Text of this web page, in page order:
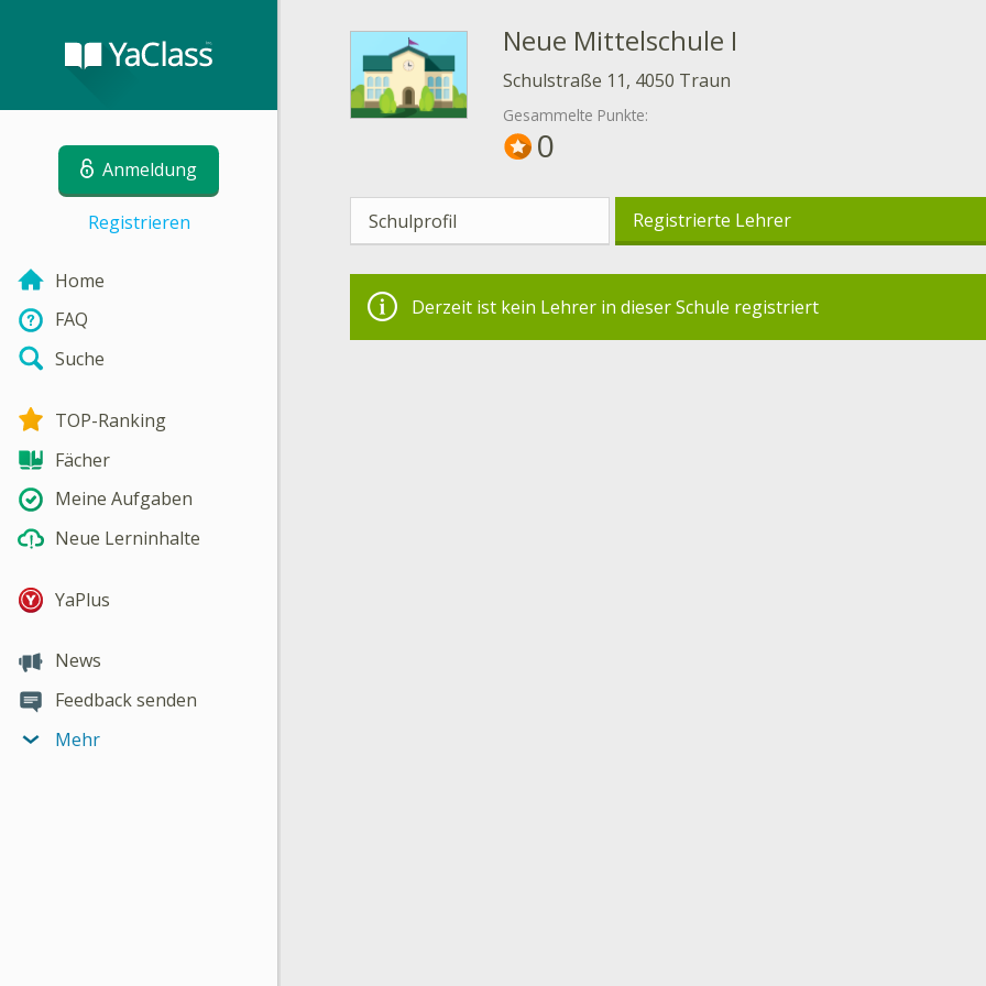
Anmeldung
Registrieren
Home
FAQ
Suche
TOP-Ranking
Fächer
Meine Aufgaben
Neue Lerninhalte
YaPlus
News
Feedback senden
Mehr
Neue Mittelschule I
Schulstraße 11, 4050 Traun
Gesammelte Punkte:
0
Schulprofil Registrierte Lehrer
Derzeit ist kein Lehrer in dieser Schule registriert